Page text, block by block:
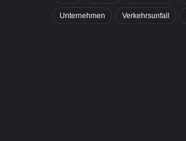
Unternehmen Verkehrsunfall